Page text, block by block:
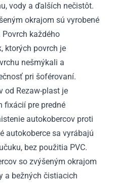
vody a ďalších nečistôt.
okrajom sú vyrobené
Povrch každého
ktorých povrch je
nešmýkali a
pri šoférovaní.
od Rezaw-plast je
fixácií pre predné
autokobercov proti
autokoberce sa vyrábajú
bez použitia PVC.
so zvýšeným okrajom
a bežných čistiacich